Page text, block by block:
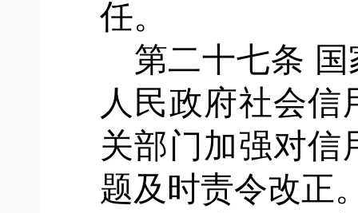
任。
第二十七条
人民政府社会
关部门加强对信
题及时责令改正